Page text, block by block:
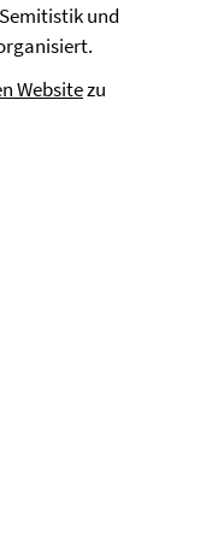
und
Websitezu